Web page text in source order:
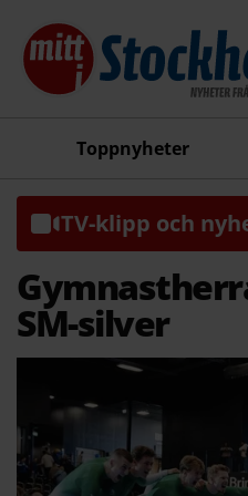
Toppnyheter
TV-klipp och
SM-silver